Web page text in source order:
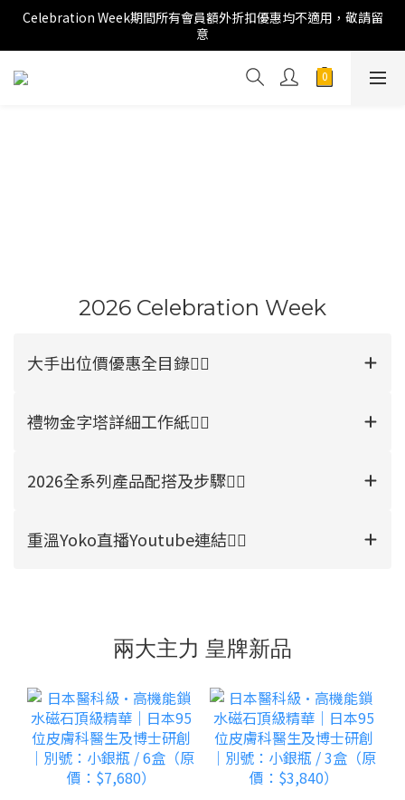
Celebration Week期間所有會員額外折扣優惠均不適用，敬請留
意
2026 Celebration Week
大手出位價優惠全目錄👉🏻
禮物金字塔詳細工作紙👉🏻
2026全系列產品配搭及步驟👉🏻
重溫Yoko直播Youtube連結👉🏻
兩大主力 皇牌新品